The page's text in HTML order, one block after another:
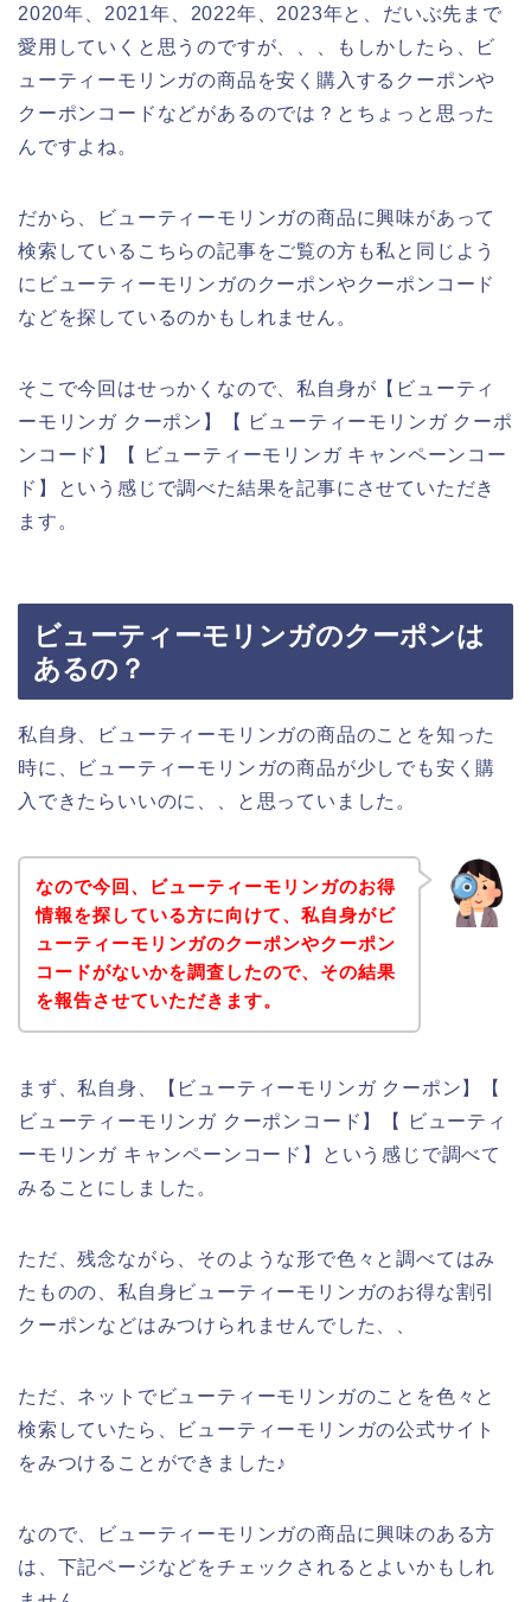
2020年、2021年、2022年、2023年と、だいぶ先まで
愛用していくと思うのですが、、、もしかしたら、ビ
ューティーモリンガの商品を安く購入するクーポンや
クーポンコードなどがあるのでは？とちょっと思った
んですよね。
だから、ビューティーモリンガの商品に興味があって
検索しているこちらの記事をご覧の方も私と同じよう
にビューティーモリンガのクーポンやクーポンコード
などを探しているのかもしれません。
そこで今回はせっかくなので、私自身が【ビューティ
ーモリンガ クーポン】【 ビューティーモリンガ クーポ
ンコード】【 ビューティーモリンガ キャンペーンコー
ド】という感じで調べた結果を記事にさせていただき
ます。
ビューティーモリンガのクーポンは
あるの？
私自身、ビューティーモリンガの商品のことを知った
時に、ビューティーモリンガの商品が少しでも安く購
入できたらいいのに、、と思っていました。
なので今回、ビューティーモリンガのお得
情報を探している方に向けて、私自身がビ
ューティーモリンガのクーポンやクーポン
コードがないかを調査したので、その結果
を報告させていただきます。
まず、私自身、【ビューティーモリンガ クーポン】【
ビューティーモリンガ クーポンコード】【 ビューティ
ーモリンガ キャンペーンコード】という感じで調べて
みることにしました。
ただ、残念ながら、そのような形で色々と調べてはみ
たものの、私自身ビューティーモリンガのお得な割引
クーポンなどはみつけられませんでした、、
ただ、ネットでビューティーモリンガのことを色々と
検索していたら、ビューティーモリンガの公式サイト
をみつけることができました♪
なので、ビューティーモリンガの商品に興味のある方
は、下記ページなどをチェックされるとよいかもしれ